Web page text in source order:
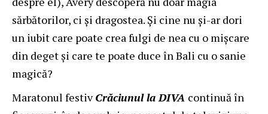
sărbătorilor, ci și dragostea. Și cine nu și-ar dori
un iubit care poate crea fulgi de nea cu o mișcare
din deget și care te poate duce în Bali cu o sanie
magică?
Maratonul festivCrăciunul la DIVA continuă în